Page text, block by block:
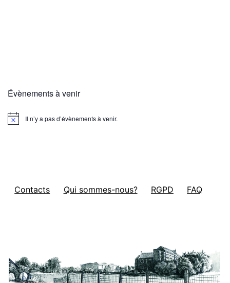
Évènements à venir
Notice Il n’y a pas d’évènements à venir.
Contacts Qui sommes-nous? RGPD FAQ